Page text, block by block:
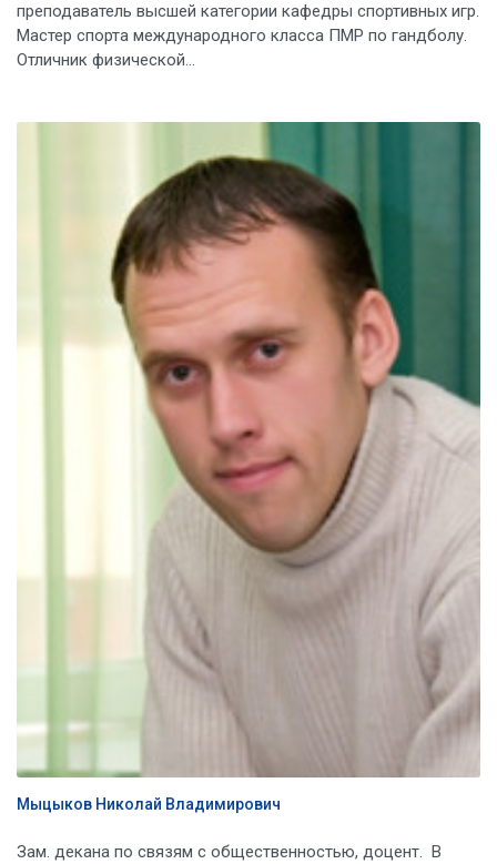
преподаватель высшей категории кафедры спортивных игр.
Мастер спорта международного класса ПМР по гандболу.
Отличник физической...
Мыцыков Николай Владимирович
Зам. декана по связям с общественностью, доцент. В